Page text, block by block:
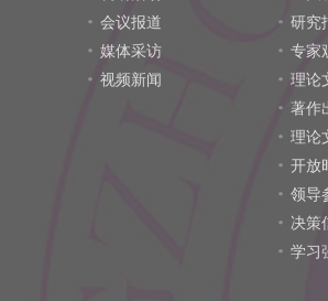
会议报道
媒体采访
视频新闻
研究
专家
理论
著作
理论
开放
领导
决策
学习